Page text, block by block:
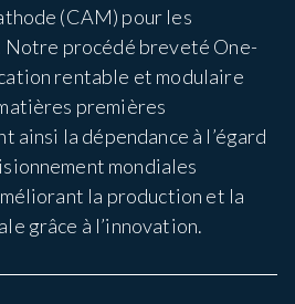
(CAM) pour les
procédé breveté One-
rentable et modulaire
premières
ainsi la dépendance à l’égard
mondiales
la production et la
grâce à l’innovation.